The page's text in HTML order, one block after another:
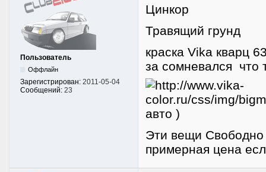
Пользователь
Оффлайн
Зарегистрирован: 2011-05-04
Сообщений: 23
Цинкор
Травящий грунд
краска Vika кварц
за сомневался что
авто )
Эти вещи Свободно
примерная цена